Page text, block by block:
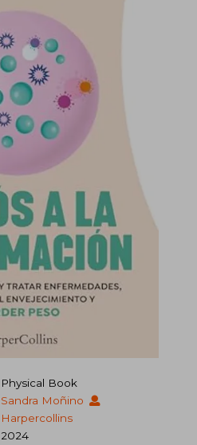
Physical Book
Sandra Moñino
Harpercollins
2024